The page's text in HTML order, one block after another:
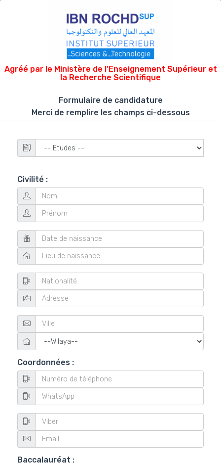
Agréé par le Ministère de l’Enseignement Supérieur et
la Recherche Scientifique
Formulaire de candidature
Merci de remplire les champs ci-dessous
Civilité :
Coordonnées :
Baccalauréat :